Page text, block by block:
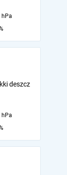
hPa
deszcz
hPa